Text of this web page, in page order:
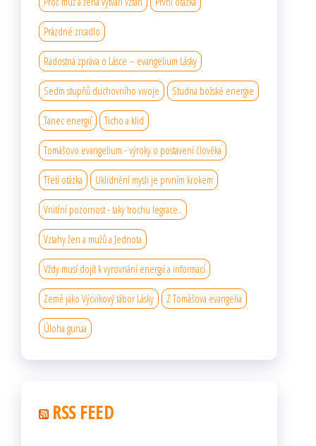
Prázdné zrcadlo
Radostná zpráva o Lásce – evangelium Lásky
Sedm stupňů duchovního vıvoje Studna božské energie
Tanec energií Ticho a klid
Tomášovo evangelium - výroky o postavení člověka
Třetí otázka Uklidnění mysli je prvním krokem
Vnitřní pozornost - taky trochu legrace..
Vztahy žen a mužů a Jednota
Vždy musí dojít k vyrovnání energií a informací
Země jako Výcvikový tábor Lásky Z Tomášova evangelia
Úloha gurua
RSS FEED